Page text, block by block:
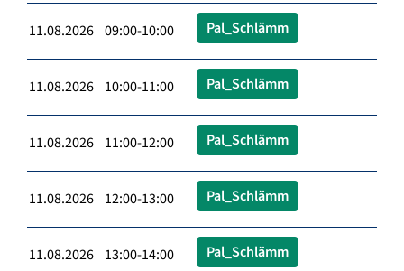
11.08.2026 09:00-10:00 Pal_Schlämm
11.08.2026 10:00-11:00 Pal_Schlämm
11.08.2026 11:00-12:00 Pal_Schlämm
11.08.2026 12:00-13:00 Pal_Schlämm
11.08.2026 13:00-14:00 Pal_Schlämm